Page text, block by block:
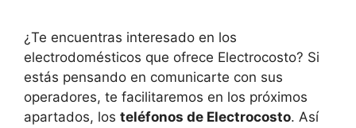
¿Te encuentras interesado en los
electrodomésticos que ofrece Electrocosto? Si
estás pensando en comunicarte con sus
operadores, te facilitaremos en los próximos
apartados, los teléfonos de Electrocosto. Así